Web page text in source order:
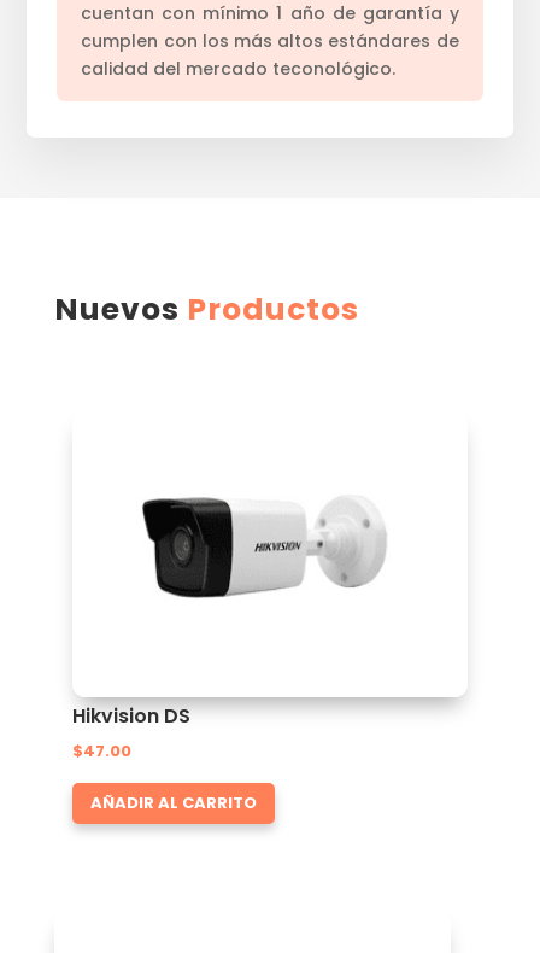
cuentan con mínimo 1 año de garantía y
cumplen con los más altos estándares de
calidad del mercado teconológico.
Nuevos Productos
Hikvision DS
$47.00
AÑADIR AL CARRITO